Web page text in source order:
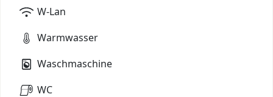
W-Lan
Warmwasser
Waschmaschine
WC